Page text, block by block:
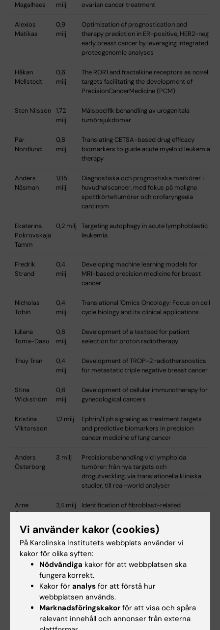
Magalhaes
milj
ovarian cancer treatment
Alexios
Matikas
0,9
milj
Optimization of prognostication and
therapy prediction in ER-positive, HER2-neg
early breast cancer by leveraging integrated
proteogenomic analyses
Håkan
Mellstedt
0,6
milj
The ROR1 and fractalkine receptors as novel
targets facilitating the development of
PrecisionCancerMedicine (PCM)
Sten Nilsson
1,72
milj
Målspecifik behandling av urogenitala
tumörsjukdomar
Pär
Nordlund
0,8
milj
Translating CETSA-based drug efficacy
biomarkers to guide acute myeloid leukemia
therapy
Anders
Näsman
1,05
milj
Diagnostiska och prognostiska markörer i
huvudhalscancer, med fokus på maligna
spottkörteltumörer och orofaryngeala
carcinom
Ekaterina
Pokrovskaja
Tamm
0,2 milj
Targeting autophagy in acute lymphoblastic
leukemia
Fredrik
Strand
0,4
milj
Developing machine learning models for
MRI-based precision medicine for breast
cancer
Nicholas
Tobin
0,4
milj
Translational 'Omics Oncology: Focus on cell
cycle biology and its clinical applications
Iuliana
Toma-Dasu
0,8
milj
Development of a testbed for patient
selection for proton radiotherapy
Thuy Tran
0,4
milj
Development of TROP-2 radiotheranostics
for metastatic triple negative breast cancer
Stina
Wickström
0,6
milj
Development of cellular immunotherapy for
gynecological cancers
Kristina
Viktorsson
1,2 milj
Ephrin/Eph signaling as treatment targets
and predictive biomarkers in precision
cancer medicine of lung cancer
Anders
Österborg
3 milj
Precisionsbehandling vid lymphoida
tumörer: från nya targets och
drogutveckling, via translationella kliniska
studier, till real-world analyser
Arne
Östman
2,4 milj
Identification of fibroblast-related
biomarkers and drug candidates for ER+
breast cancer
Links
Mer information om projektanslagen
Cancer och onkologi
Vi använder kakor (cookies)
På Karolinska Institutets webbplats använder vi
kakor för olika syften:
Nödvändiga kakor för att webbplatsen ska
fungera korrekt.
Kakor för analys för att förstå hur
webbplatsen används.
Marknadsföringskakor för att visa och spåra
relevant innehåll och annonser från externa